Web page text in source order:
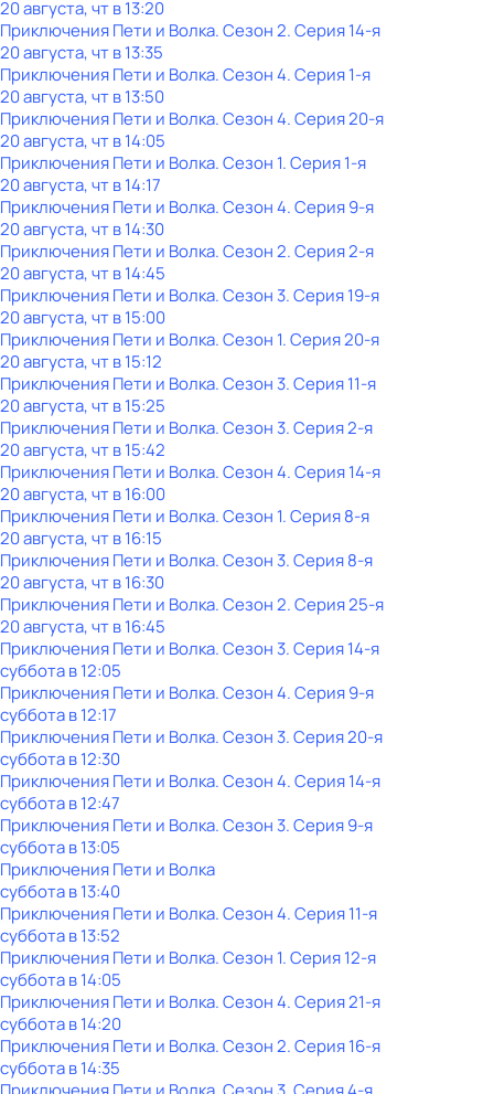
20 августа, чт в 13:20
Приключения Пети и Волка. Сезон 2. Серия 14-я
20 августа, чт в 13:35
Приключения Пети и Волка. Сезон 4. Серия 1-я
20 августа, чт в 13:50
Приключения Пети и Волка. Сезон 4. Серия 20-я
20 августа, чт в 14:05
Приключения Пети и Волка. Сезон 1. Серия 1-я
20 августа, чт в 14:17
Приключения Пети и Волка. Сезон 4. Серия 9-я
20 августа, чт в 14:30
Приключения Пети и Волка. Сезон 2. Серия 2-я
20 августа, чт в 14:45
Приключения Пети и Волка. Сезон 3. Серия 19-я
20 августа, чт в 15:00
Приключения Пети и Волка. Сезон 1. Серия 20-я
20 августа, чт в 15:12
Приключения Пети и Волка. Сезон 3. Серия 11-я
20 августа, чт в 15:25
Приключения Пети и Волка. Сезон 3. Серия 2-я
20 августа, чт в 15:42
Приключения Пети и Волка. Сезон 4. Серия 14-я
20 августа, чт в 16:00
Приключения Пети и Волка. Сезон 1. Серия 8-я
20 августа, чт в 16:15
Приключения Пети и Волка. Сезон 3. Серия 8-я
20 августа, чт в 16:30
Приключения Пети и Волка. Сезон 2. Серия 25-я
20 августа, чт в 16:45
Приключения Пети и Волка. Сезон 3. Серия 14-я
субботав12:05
Приключения Пети и Волка. Сезон 4. Серия 9-я
субботав12:17
Приключения Пети и Волка. Сезон 3. Серия 20-я
субботав12:30
Приключения Пети и Волка. Сезон 4. Серия 14-я
субботав12:47
Приключения Пети и Волка. Сезон 3. Серия 9-я
субботав13:05
Приключения Пети и Волка
субботав13:40
Приключения Пети и Волка. Сезон 4. Серия 11-я
субботав13:52
Приключения Пети и Волка. Сезон 1. Серия 12-я
субботав14:05
Приключения Пети и Волка. Сезон 4. Серия 21-я
субботав14:20
Приключения Пети и Волка. Сезон 2. Серия 16-я
субботав14:35